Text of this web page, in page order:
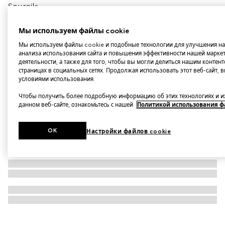
Sourcils
Мы используем файлы cookie
Мы используем файлы cookie и подобные технологии для улучшения
анализа использования сайта и повышения эффективности нашей
деятельности, а также для того, чтобы вы могли делиться нашим
страницах в социальных сетях. Продолжая использовать этот веб-сайт,
условиями использования.
Чтобы получить более подробную информацию об этих технологиях и
данном веб-сайте, ознакомьтесь с нашей
Политикой использования
Настройки файлов cookie
OK